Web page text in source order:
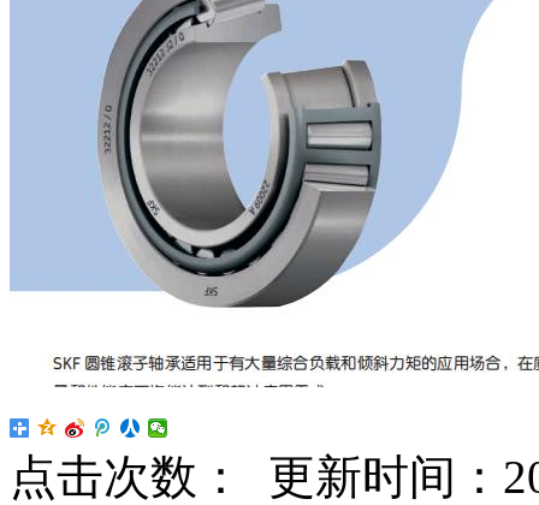
点击次数：
更新时间：